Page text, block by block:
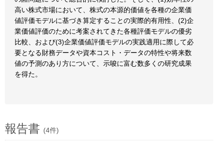
高い株式市場において、株式の本源的価値を各種の企業価
値評価モデルに基づき算定することの実際的有用性、(2)企
業価値評価のために考案されてきた各種評価モデルの優劣
比較、および(3)企業価値評価モデルの実践適用に際して必
要となる財務データや資本コスト・データの特性や将来数
値の予測のあり方について、示唆に富む数多くの研究成果
を得た。
報告書 (4件)